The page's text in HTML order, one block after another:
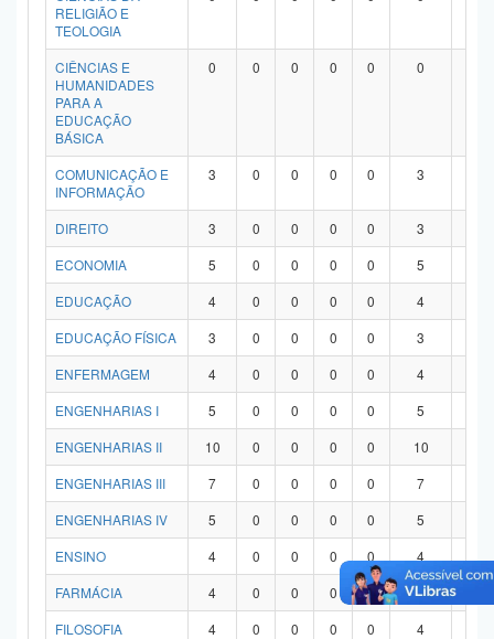
RELIGIÃO E
TEOLOGIA
CIÊNCIAS E
HUMANIDADES
PARA A
EDUCAÇÃO
BÁSICA
0 0 0 0 0 0
COMUNICAÇÃO E
INFORMAÇÃO
3 0 0 0 0 3
DIREITO 3 0 0 0 0 3
ECONOMIA
5 0 0 0 0 5
EDUCAÇÃO
4 0 0 0 0 4
EDUCAÇÃO FÍSICA
3 0 0 0 0 3
ENFERMAGEM
4 0 0 0 0 4
ENGENHARIAS I
5 0 0 0 0 5
ENGENHARIAS II
10 0 0 0 0 10
ENGENHARIAS III
7 0 0 0 0 7
ENGENHARIAS IV
5 0 0 0 0 5
ENSINO
4 0 0 0 0 4
FARMÁCIA
4 0 0 0 0 4
FILOSOFIA
4 0 0 0 0 4